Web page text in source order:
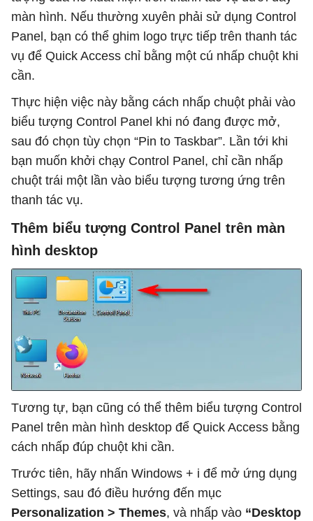
màn hình. Nếu thường xuyên phải sử dụng Control
Panel, bạn có thể ghim logo trực tiếp trên thanh tác
vụ để Quick Access chỉ bằng một cú nhấp chuột khi
cần.
Thực hiện việc này bằng cách nhấp chuột phải vào
biểu tượng Control Panel khi nó đang được mở,
sau đó chọn tùy chọn “Pin to Taskbar”. Lần tới khi
bạn muốn khởi chạy Control Panel, chỉ cần nhấp
chuột trái một lần vào biểu tượng tương ứng trên
thanh tác vụ.
Thêm biểu tượng Control Panel trên màn
hình desktop
Tương tự, bạn cũng có thể thêm biểu tượng Control
Panel trên màn hình desktop để Quick Access bằng
cách nhấp đúp chuột khi cần.
Trước tiên, hãy nhấn Windows + i để mở ứng dụng
Settings, sau đó điều hướng đến mục
Personalization > Themes, và nhấp vào “Desktop